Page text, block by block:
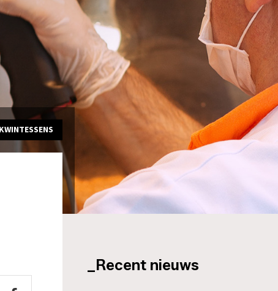
KWINTESSENS
_Recent nieuws